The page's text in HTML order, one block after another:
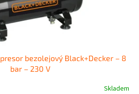
bezolejový Black+Decker – 8
bar – 230 V
Skladem